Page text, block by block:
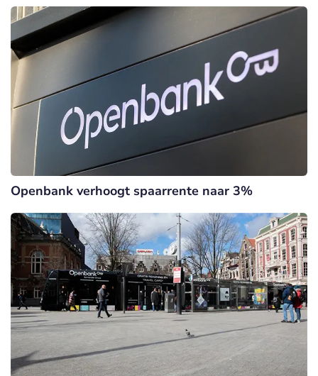
Openbank verhoogt spaarrente naar 3%